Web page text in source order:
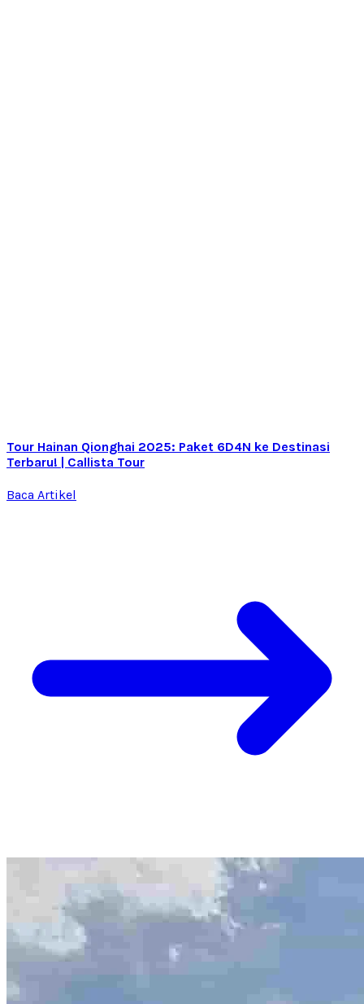
Tour Hainan Qionghai 2025: Paket 6D4N ke Destinasi
Terbaru! | Callista Tour
Baca Artikel